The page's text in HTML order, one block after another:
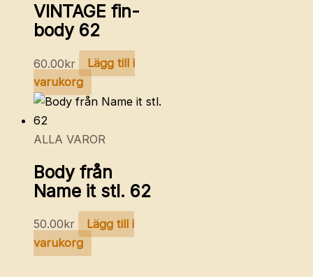
VINTAGE fin-
body 62
60.00kr
Lägg till i
varukorg
ALLA VAROR
Body från
Name it stl. 62
50.00kr
Lägg till i
varukorg